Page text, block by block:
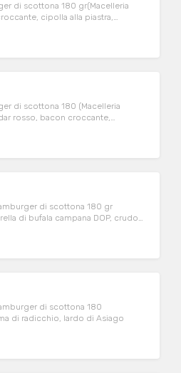
di scottona 180 gr(Macelleria
cipolla alla piastra,
di scottona 180 (Macelleria
rosso, bacon croccante,
di scottona 180 gr
di bufala campana DOP, crudo
di scottona 180
di radicchio, lardo di Asiago